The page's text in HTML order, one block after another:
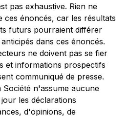
pas exhaustive. Rien ne
ces énoncés, car les résultats
futurs pourraient différer
dans ces énoncés.
ne doivent pas se fier
et informations prospectifs
communiqué de presse.
Société n'assume aucune
les déclarations
d'opinions, de